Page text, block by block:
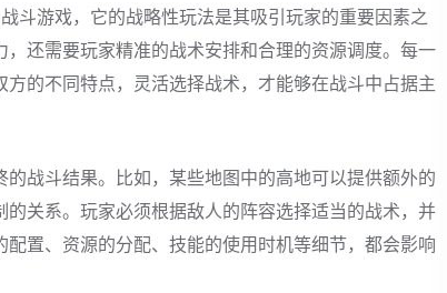
斗游戏，它的战略性玩法是其吸引玩家的重要因素之
还需要玩家精准的战术安排和合理的资源调度。每一
的不同特点，灵活选择战术，才能够在战斗中占据主
战斗结果。比如，某些地图中的高地可以提供额外的
关系。玩家必须根据敌人的阵容选择适当的战术，并
置、资源的分配、技能的使用时机等细节，都会影响